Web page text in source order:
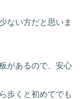
ない方だと思いま
があるので、安心
歩くと初めてでも